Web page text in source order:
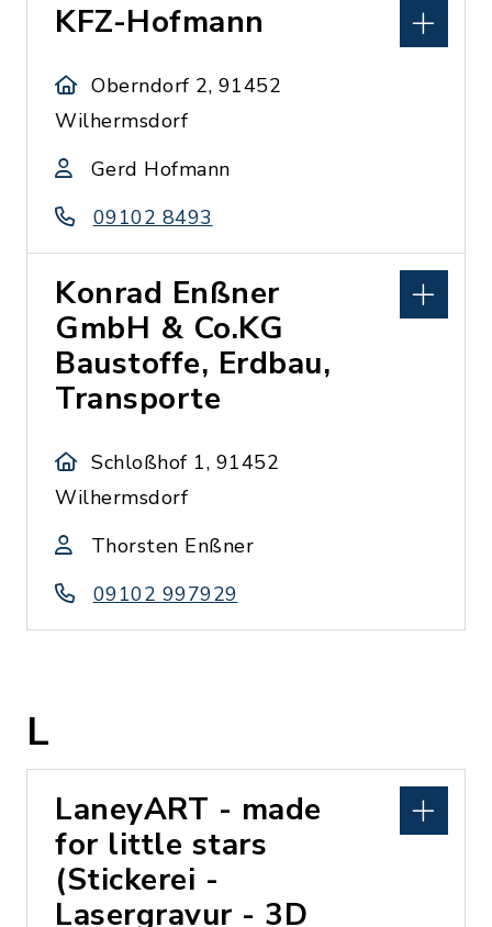
KFZ-Hofmann
Oberndorf 2, 91452
Wilhermsdorf
Gerd Hofmann
09102 8493
Konrad Enßner
GmbH & Co.KG
Baustoffe, Erdbau,
Transporte
Schloßhof 1, 91452
Wilhermsdorf
Thorsten Enßner
09102 997929
L
LaneyART - made
for little stars
(Stickerei -
Lasergravur - 3D